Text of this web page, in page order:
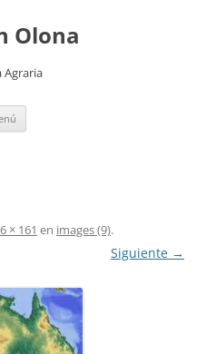
Olona
Agraria
× 161 en images (9).
Siguiente →